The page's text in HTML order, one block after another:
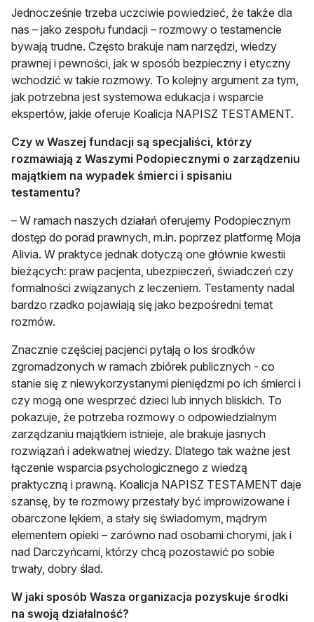
Jednocześnie trzeba uczciwie powiedzieć, że także dla
nas – jako zespołu fundacji – rozmowy o testamencie
bywają trudne. Często brakuje nam narzędzi, wiedzy
prawnej i pewności, jak w sposób bezpieczny i etyczny
wchodzić w takie rozmowy. To kolejny argument za tym,
jak potrzebna jest systemowa edukacja i wsparcie
ekspertów, jakie oferuje Koalicja NAPISZ TESTAMENT.
Czy w Waszej fundacji są specjaliści, którzy
rozmawiają z Waszymi Podopiecznymi o zarządzeniu
majątkiem na wypadek śmierci i spisaniu
testamentu?
– W ramach naszych działań oferujemy Podopiecznym
dostęp do porad prawnych, m.in. poprzez platformę Moja
Alivia. W praktyce jednak dotyczą one głównie kwestii
bieżących: praw pacjenta, ubezpieczeń, świadczeń czy
formalności związanych z leczeniem. Testamenty nadal
bardzo rzadko pojawiają się jako bezpośredni temat
rozmów.
Znacznie częściej pacjenci pytają o los środków
zgromadzonych w ramach zbiórek publicznych - co
stanie się z niewykorzystanymi pieniędzmi po ich śmierci i
czy mogą one wesprzeć dzieci lub innych bliskich. To
pokazuje, że potrzeba rozmowy o odpowiedzialnym
zarządzaniu majątkiem istnieje, ale brakuje jasnych
rozwiązań i adekwatnej wiedzy. Dlatego tak ważne jest
łączenie wsparcia psychologicznego z wiedzą
praktyczną i prawną. Koalicja NAPISZ TESTAMENT daje
szansę, by te rozmowy przestały być improwizowane i
obarczone lękiem, a stały się świadomym, mądrym
elementem opieki – zarówno nad osobami chorymi, jak i
nad Darczyńcami, którzy chcą pozostawić po sobie
trwały, dobry ślad.
W jaki sposób Wasza organizacja pozyskuje środki
na swoją działalność?